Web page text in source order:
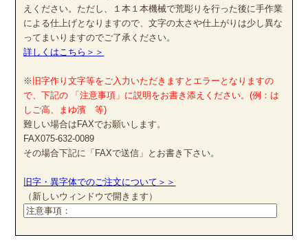
えください。ただし、１本１本機械で荒彫りを行った後に手作業
による仕上げとなりますので、文字の太さや仕上がりは少し異な
ってまいりますのでご了承ください。
詳しくはこちら＞＞
※ 旧字作り文字等をご入力いただきますとエラーとなりますの
で、下記の 「注意事項」に説明をお書き添えください。(例：は
しご高、まゆ濱 等)
難しい場合はFAXでお願いします。
FAX075-632-0089
その場合下記に「FAXで送信」とお書き下さい。
旧字・異字体でのご注文について＞＞
（新しいウィンドウで開きます）